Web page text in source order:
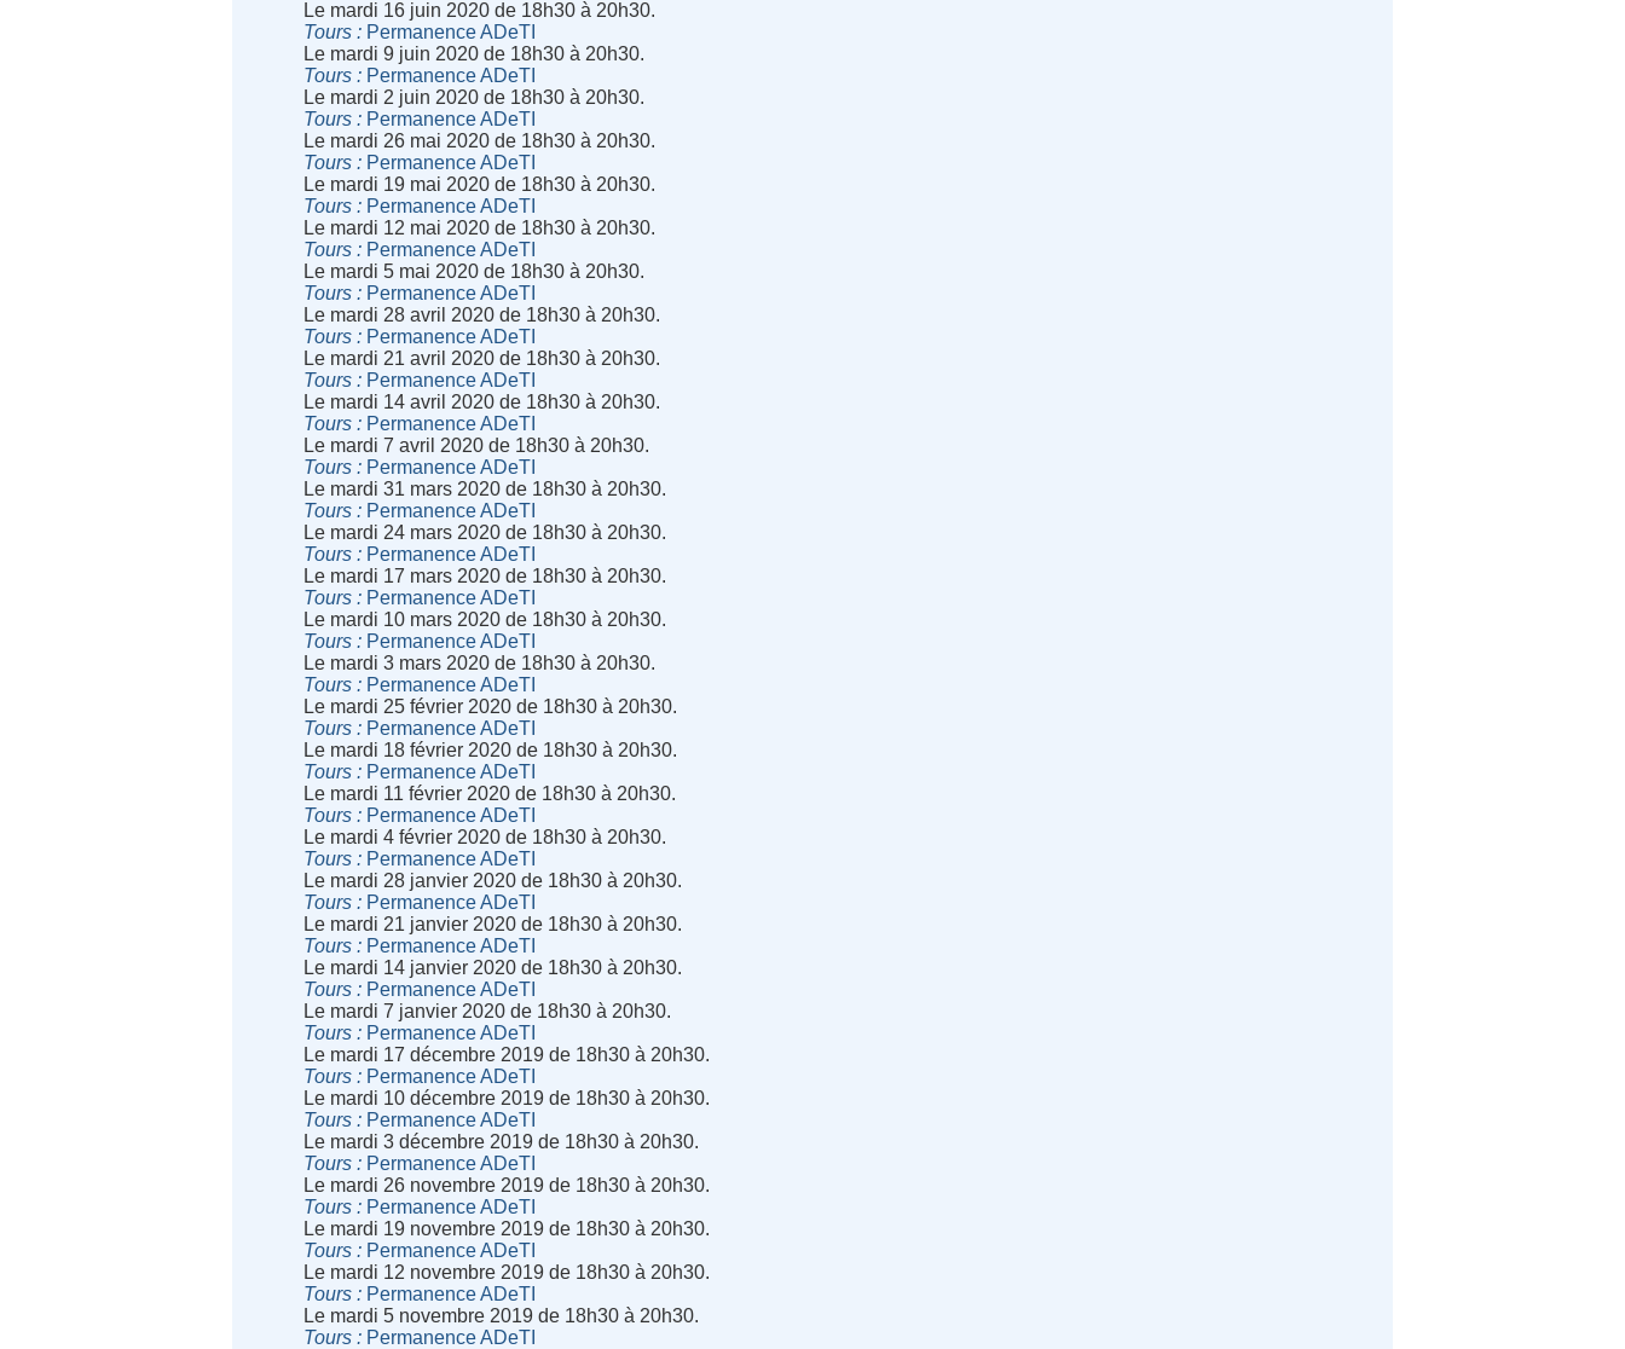
Le mardi 16 juin 2020 de 18h30 à 20h30.
Tours
Permanence ADeTI
Le mardi 9 juin 2020 de 18h30 à 20h30.
Tours
Permanence ADeTI
Le mardi 2 juin 2020 de 18h30 à 20h30.
Tours
Permanence ADeTI
Le mardi 26 mai 2020 de 18h30 à 20h30.
Tours
Permanence ADeTI
Le mardi 19 mai 2020 de 18h30 à 20h30.
Tours
Permanence ADeTI
Le mardi 12 mai 2020 de 18h30 à 20h30.
Tours
Permanence ADeTI
Le mardi 5 mai 2020 de 18h30 à 20h30.
Tours
Permanence ADeTI
Le mardi 28 avril 2020 de 18h30 à 20h30.
Tours
Permanence ADeTI
Le mardi 21 avril 2020 de 18h30 à 20h30.
Tours
Permanence ADeTI
Le mardi 14 avril 2020 de 18h30 à 20h30.
Tours
Permanence ADeTI
Le mardi 7 avril 2020 de 18h30 à 20h30.
Tours
Permanence ADeTI
Le mardi 31 mars 2020 de 18h30 à 20h30.
Tours
Permanence ADeTI
Le mardi 24 mars 2020 de 18h30 à 20h30.
Tours
Permanence ADeTI
Le mardi 17 mars 2020 de 18h30 à 20h30.
Tours
Permanence ADeTI
Le mardi 10 mars 2020 de 18h30 à 20h30.
Tours
Permanence ADeTI
Le mardi 3 mars 2020 de 18h30 à 20h30.
Tours
Permanence ADeTI
Le mardi 25 février 2020 de 18h30 à 20h30.
Tours
Permanence ADeTI
Le mardi 18 février 2020 de 18h30 à 20h30.
Tours
Permanence ADeTI
Le mardi 11 février 2020 de 18h30 à 20h30.
Tours
Permanence ADeTI
Le mardi 4 février 2020 de 18h30 à 20h30.
Tours
Permanence ADeTI
Le mardi 28 janvier 2020 de 18h30 à 20h30.
Tours
Permanence ADeTI
Le mardi 21 janvier 2020 de 18h30 à 20h30.
Tours
Permanence ADeTI
Le mardi 14 janvier 2020 de 18h30 à 20h30.
Tours
Permanence ADeTI
Le mardi 7 janvier 2020 de 18h30 à 20h30.
Tours
Permanence ADeTI
Le mardi 17 décembre 2019 de 18h30 à 20h30.
Tours
Permanence ADeTI
Le mardi 10 décembre 2019 de 18h30 à 20h30.
Tours
Permanence ADeTI
Le mardi 3 décembre 2019 de 18h30 à 20h30.
Tours
Permanence ADeTI
Le mardi 26 novembre 2019 de 18h30 à 20h30.
Tours
Permanence ADeTI
Le mardi 19 novembre 2019 de 18h30 à 20h30.
Tours
Permanence ADeTI
Le mardi 12 novembre 2019 de 18h30 à 20h30.
Tours
Permanence ADeTI
Le mardi 5 novembre 2019 de 18h30 à 20h30.
Tours
Permanence ADeTI